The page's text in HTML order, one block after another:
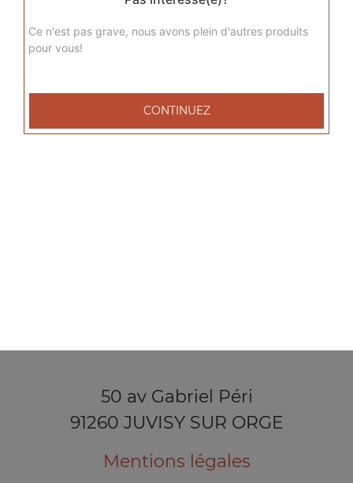
50 av Gabriel Péri
91260 JUVISY SUR ORGE
Mentions légales
Ce n'est pas grave, nous avons plein d'autres produits
pour vous!
CONTINUEZ